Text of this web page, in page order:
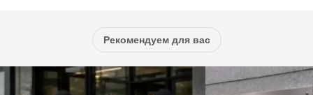
Рекомендуем для вас